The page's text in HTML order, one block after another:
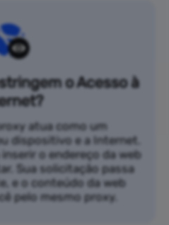
o Acesso à
atua como um
dispositivo e a Internet.
o endereço da web
Sua solicitação passa
e o conteúdo da web
pelo mesmo proxy.